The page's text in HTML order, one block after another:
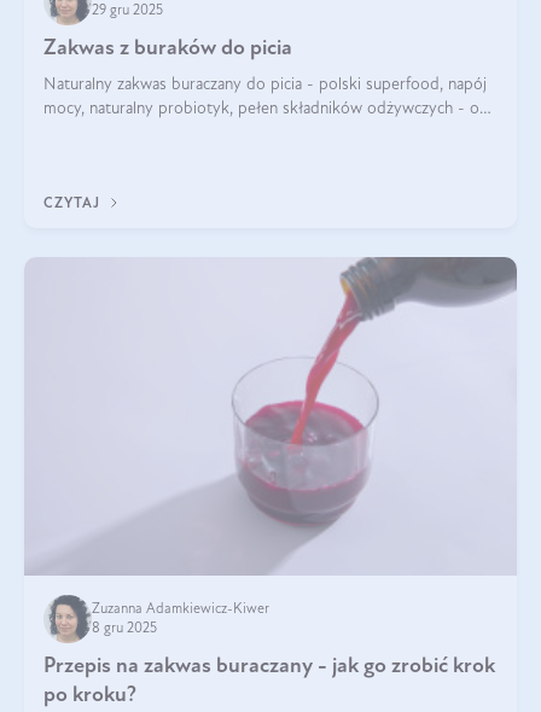
29 gru 2025
Zakwas z buraków do picia
Naturalny zakwas buraczany do picia - polski superfood, napój
mocy, naturalny probiotyk, pełen składników odżywczych - o
CZYTAJ
Zuzanna Adamkiewicz-Kiwer
8 gru 2025
Przepis na zakwas buraczany - jak go zrobić krok
po kroku?